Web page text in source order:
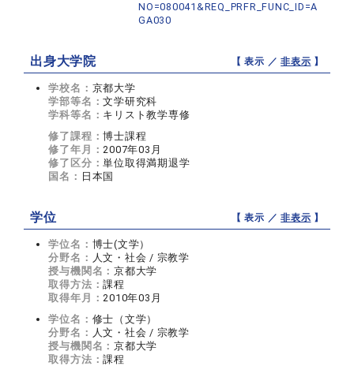
NO=080041&REQ_PRFR_FUNC_ID=A
GA030
出身大学院 【 表示 ／非表示 】
学校名： 京都大学
学部等名：文学研究科
学科等名： キリスト教学専修
修了課程：博士課程
修了年月：2007年03月
修了区分：単位取得満期退学
国名： 日本国
学位 【 表示 ／非表示 】
学位名： 博士(文学）
分野名： 人文・社会 / 宗教学
授与機関名：京都大学
取得方法：課程
取得年月：2010年03月
学位名： 修士（文学）
分野名： 人文・社会 / 宗教学
授与機関名：京都大学
取得方法：課程